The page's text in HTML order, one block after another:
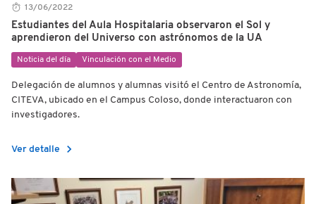
13/06/2022
Estudiantes del Aula Hospitalaria observaron el Sol y
aprendieron del Universo con astrónomos de la UA
Noticia del día Vinculación con el Medio
Delegación de alumnos y alumnas visitó el Centro de Astronomía,
CITEVA, ubicado en el Campus Coloso, donde interactuaron con
investigadores.
Ver detalle chevron_right